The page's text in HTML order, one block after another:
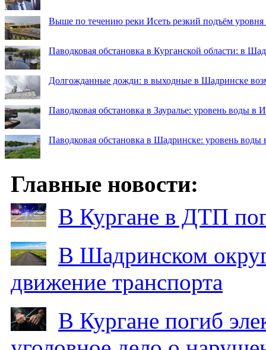
Выше по течению реки Исеть резкий подъём
Паводковая обстановка в Курганской области: в
Долгожданные дожди: в выходные в Шадринске
Паводковая обстановка в Зауралье: уровень воды в
Паводковая обстановка в Шадринске: уровень воды
Главные новости:
В Кургане в ДТП
В Шадринском
движение транспорта
В Кургане погиб